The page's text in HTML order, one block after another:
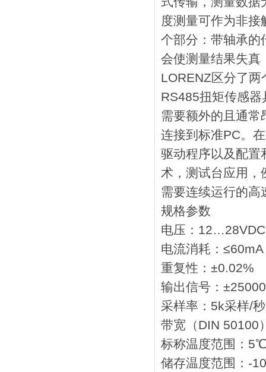
度测量可作为非
个部分：带轴承的
会使测量结果失真
LORENZ区分了
RS485扭矩传感
需要额外的且通常
连接到标准PC。
驱动程序以及配置
术，测试台应用，
需要连续运行的高
规格参数
电压：12…28VDC
电流消耗：≤60mA
重复性：±0.02%
输出信号：
采样率：5k采样/秒
带宽（DIN 50100
标称温度范围：
储存温度范围：-